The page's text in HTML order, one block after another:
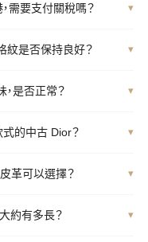
需要支付關稅嗎？ ▾
紋是否保持良好？ ▾
是否正常？ ▾
的中古 Dior？ ▾
革可以選擇？ ▾
約有多長？ ▾